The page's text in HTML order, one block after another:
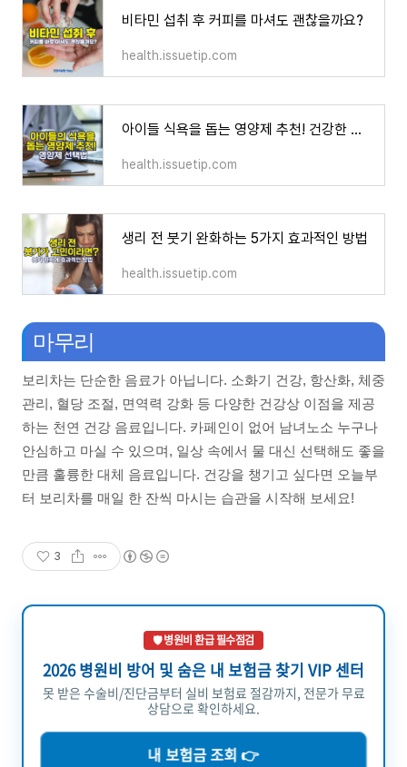
비타민 섭취 후 커피를 마셔도 괜찮을까요?
health.issuetip.com
아이들 식욕을 돕는 영양제 추천! 건강한 입맛을 위한 방법
health.issuetip.com
생리 전 붓기 완화하는 5가지 효과적인 방법
health.issuetip.com
마무리
보리차는 단순한 음료가 아닙니다. 소화기 건강, 항산화, 체중
관리, 혈당 조절, 면역력 강화 등 다양한 건강상 이점을 제공
하는 천연 건강 음료입니다. 카페인이 없어 남녀노소 누구나
안심하고 마실 수 있으며, 일상 속에서 물 대신 선택해도 좋을
만큼 훌륭한 대체 음료입니다. 건강을 챙기고 싶다면 오늘부
터 보리차를 매일 한 잔씩 마시는 습관을 시작해 보세요!
3
🛡️ 병원비 환급 필수점검
2026 병원비 방어 및 숨은 내 보험금 찾기 VIP 센터
못 받은 수술비/진단금부터 실비 보험료 절감까지, 전문가 무료
상담으로 확인하세요.
내 보험금 조회 👉